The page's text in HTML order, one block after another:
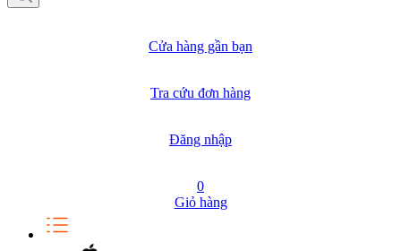
Cửa hàng gần bạn
Tra cứu đơn hàng
Đăng nhập
0
Giỏ hàng